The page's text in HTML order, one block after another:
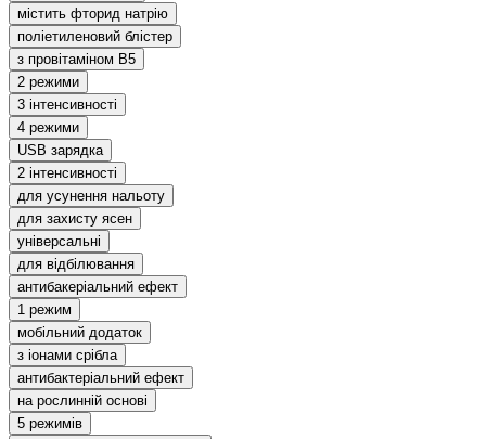
містить фторид натрію
поліетиленовий блістер
з провітаміном В5
2 режими
3 інтенсивності
4 режими
USB зарядка
2 інтенсивності
для усунення нальоту
для захисту ясен
універсальні
для відбілювання
антибакеріальний ефект
1 режим
мобільний додаток
з іонами срібла
антибактеріальний ефект
на рослинній основі
5 режимів